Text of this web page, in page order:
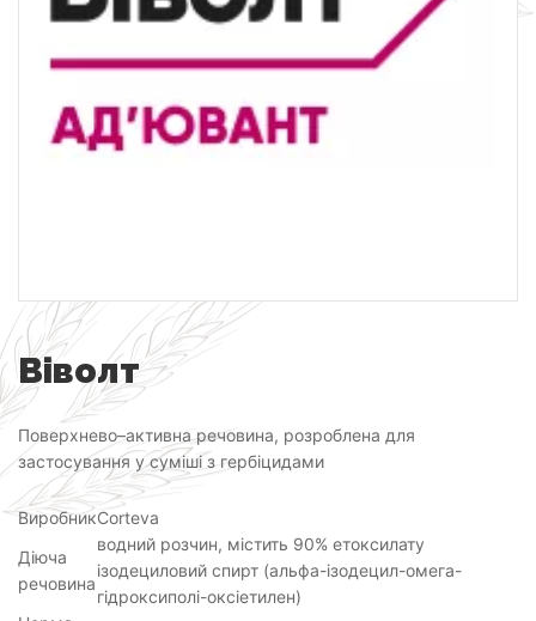
ЗВОРОТНИЙ ЗВ'ЯЗОК
Тернопільська обл., с. Великі Гаї, вул. Підлісна, 27
serviceagrozahid@gmail.com
Віволт
Поверхнево–активна речовина, розроблена для
застосування у суміші з гербіцидами
ВиробникCorteva
Діюча
речовина
водний розчин, містить 90% етоксилату
ізодециловий спирт (альфа-ізодецил-омега-
гідроксиполі-оксіетилен)